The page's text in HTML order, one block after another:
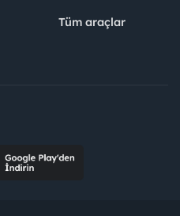
Tüm araçlar